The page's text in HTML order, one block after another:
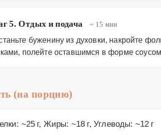
5. Отдых и подача ~ 15 мин
буженину из духовки, накройте
полейте оставшимся в форме
(на порцию)
~25 г, Жиры: ~18 г, Углеводы: ~12 г